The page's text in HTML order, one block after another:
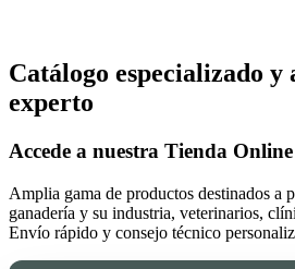
Catálogo especializado y
experto
Accede a nuestra Tienda Online
Amplia gama de productos destinados a
ganadería y su industria, veterinarios,
Envío rápido y consejo técnico